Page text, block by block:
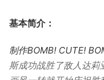
基本简介：
制作BOMB! CUTE!
斯成功战胜了敌人达